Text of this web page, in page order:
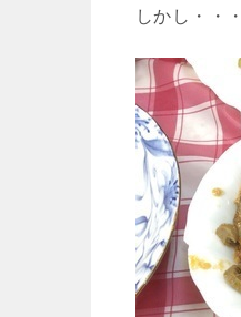
しかし・・・